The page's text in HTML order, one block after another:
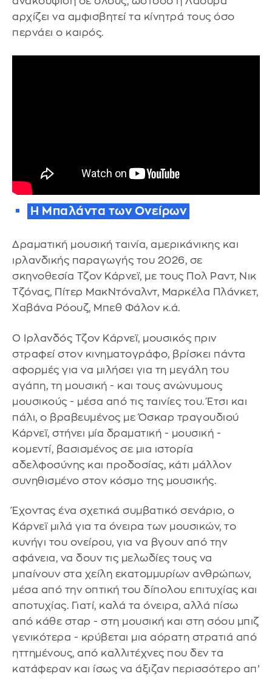
αρχίζει να αμφισβητεί τα κίνητρά τους όσο
περνάει ο καιρός.
Η Μπαλάντα των Ονείρων
Δραματική μουσική ταινία, αμερικάνικης και
ιρλανδικής παραγωγής του 2026, σε
σκηνοθεσία Τζον Κάρνεϊ, με τους Πολ Ραντ, Νικ
Τζόνας, Πίτερ ΜακΝτόναλντ, Μαρκέλα Πλάνκετ,
Χαβάνα Ρόουζ, Μπεθ Φάλον κ.ά.
Ο Ιρλανδός Τζον Κάρνεϊ, μουσικός πριν
στραφεί στον κινηματογράφο, βρίσκει πάντα
αφορμές για να μιλήσει για τη μεγάλη του
αγάπη, τη μουσική - και τους ανώνυμους
μουσικούς - μέσα από τις ταινίες του. Έτσι και
πάλι, ο βραβευμένος με Όσκαρ τραγουδιού
Κάρνεϊ, στήνει μία δραματική - μουσική -
κομεντί, βασισμένος σε μια ιστορία
αδελφοσύνης και προδοσίας, κάτι μάλλον
συνηθισμένο στον κόσμο της μουσικής.
Έχοντας ένα σχετικά συμβατικό σενάριο, ο
Κάρνεϊ μιλά για τα όνειρα των μουσικών, το
κυνήγι του ονείρου, για να βγουν από την
αφάνεια, να δουν τις μελωδίες τους να
μπαίνουν στα χείλη εκατομμυρίων ανθρώπων,
μέσα από την οπτική του δίπολου επιτυχίας και
αποτυχίας. Γιατί, καλά τα όνειρα, αλλά πίσω
από κάθε σταρ - στη μουσική και στη σόου μπιζ
γενικότερα - κρύβεται μια αόρατη στρατιά από
ηττημένους, από καλλιτέχνες που δεν τα
κατάφεραν και ίσως να άξιζαν περισσότερο απ’